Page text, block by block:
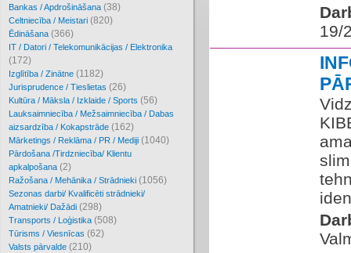
Bankas / Apdrošināšana (38)
Celtniecība / Meistari (820)
Ēdināšana (366)
IT / Datori / Telekomunikācijas / Elektronika
(172)
Izglītība / Zinātne (1182)
Jurisprudence / Tieslietas (26)
Kultūra / Māksla / Izklaide / Sports (56)
Lauksaimniecība / Mežsaimniecība / Dabas
aizsardzība / Kokapstrāde (162)
Mārketings / Reklāma / PR / Mediji (1040)
Pārdošana /Tirdzniecība/ Klientu
apkalpošana (2)
Ražošana / Mehānika / Strādnieki (1056)
Sezonas darbi/ Kvalificēti strādnieki/
Amatnieki/ Dažādi (298)
Transports / Loģistika (508)
Tūrisms / Viesnīcas (62)
Valsts pārvalde (210)
19/